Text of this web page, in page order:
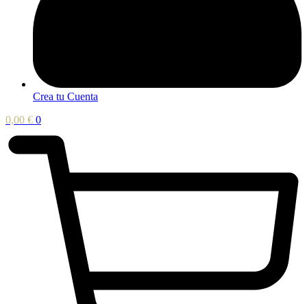
Crea tu Cuenta
0,00 € 0